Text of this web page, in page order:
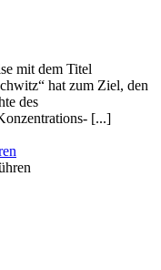
mit dem Titel
hat zum Ziel, den
des
[...]